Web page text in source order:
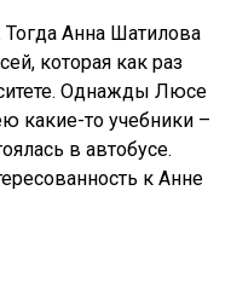
Анна Шатилова
которая как раз
Однажды Люсе
какие-то учебники –
в автобусе.
к Анне